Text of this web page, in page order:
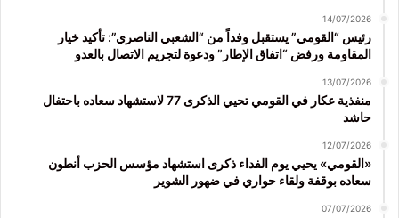
14/07/2026
رئيس “القومي” يستقبل وفداً من “الشعبي الناصري”: تأكيد خيار
المقاومة ورفض “اتفاق الإطار” ودعوة لتجريم الاتصال بالعدو
13/07/2026
منفذية عكار في القومي تحيي الذكرى 77 لاستشهاد سعاده باحتفال
حاشد
12/07/2026
«القومي» يحيي يوم الفداء ذكرى استشهاد مؤسس الحزب أنطون
سعاده بوقفة ولقاء حواري في ضهور الشوير
07/07/2026